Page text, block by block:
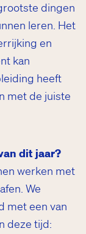
dingen
leren. Het
en
kan
heeft
met de juiste
dit jaar?
werken met
We
met een van
deze tijd: